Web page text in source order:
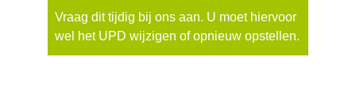
Vraag dit tijdig bij ons aan. U moet hiervoor
wel het UPD wijzigen of opnieuw opstellen.